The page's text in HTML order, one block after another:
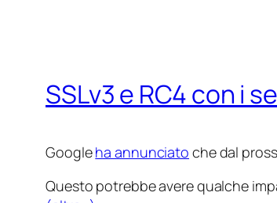
SSLv3 e RC4 con i
Googleha annunciato che dal
Questo potrebbe avere qualche